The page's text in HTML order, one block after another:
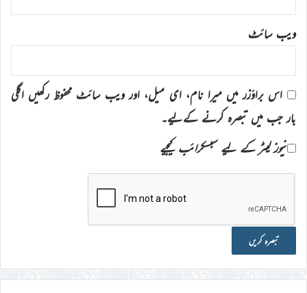
ویب‌ سائٹ
اس براؤزر میں میرا نام، ای میل، اور ویب سائٹ محفوظ رکھیں اگلی
بار جب میں تبصرہ کرنے کےلیے۔
نیوز لیٹر کے لیے سبسکرائب کیجیے